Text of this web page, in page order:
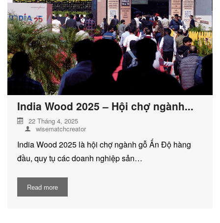
India Wood 2025 – Hội chợ ngành...
22 Tháng 4, 2025
wisematchcreator
India Wood 2025 là hội chợ ngành gỗ Ấn Độ hàng
đầu, quy tụ các doanh nghiệp sản…
Read more
DỊCH VỤ KIỂM KÊ KHÍ THẢI NHÀ
KÍNH